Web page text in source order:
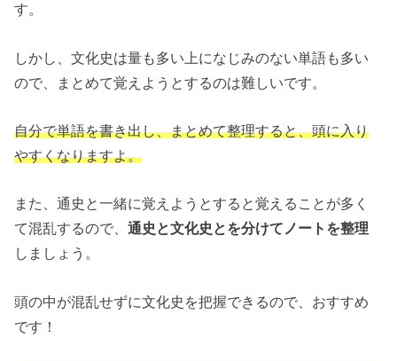
す。
しかし、文化史は量も多い上になじみのない単語も多い
ので、まとめて覚えようとするのは難しいです。
自分で単語を書き出し、まとめて整理すると、頭に入り
やすくなりますよ。
また、通史と一緒に覚えようとすると覚えることが多く
て混乱するので、通史と文化史とを分けてノートを整理
しましょう。
頭の中が混乱せずに文化史を把握できるので、おすすめ
です！